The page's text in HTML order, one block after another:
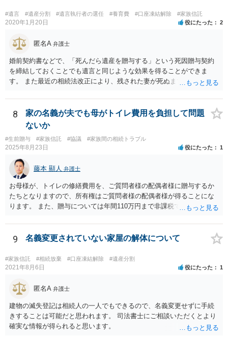
#遺言 #遺産分割 #遺言執行者の選任 #養育費 #口座凍結解除 #家族信託
2020年1月20日 役にたった 2
匿名A 弁護士
婚前契約書などで、「死んだら遺産を贈与する」という死因贈与契約
を締結しておくことでも遺言と同じような効果を得ることができま
す。 また最近の相続法改正により、残された妻が死ぬまで家に住み続
で、その制度を活用する方法も考えられます。 もし契約書の作成まで
視野に入れておられる場合は、お近くの弁護士、できれば相続に強い
弁護士にご相談なさるとよいでしょう。
8
家の名義が夫でも母がトイレ費用を負担して問題
ないか
#生前贈与 #家族信託 #協議 #家族間の相続トラブル
2025年8月23日 役にたった 1
藤本 顯人 弁護士
お母様が、トイレの修繕費用を、ご質問者様の配偶者様に贈与するか
たちとなりますので、所有権はご質問者様の配偶者様が得ることにな
ります。 また、贈与については年間110万円まで非課税であり、トイ
9 名義変更されていない家屋の解体について
#家族信託 #相続放棄 #口座凍結解除 #遺産分割
2021年8月6日 役にたった 1
匿名A 弁護士
建物の滅失登記は相続人の一人でもできるので、名義変更せずに手続
きすることは可能だと思われます。 司法書士にご相談いただくとより
確実な情報が得られると思います。